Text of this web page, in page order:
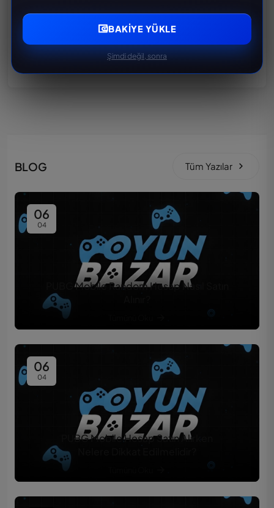
200 TL 300 TL
BLOG Tüm Yazılar
06
04
PUBG Mobile Random Hesap Nasıl Satın
06
04
PUBG Mobile Hesap Satın Alırken
BAKIYE YÜKLE
Şimdi değil, sonra